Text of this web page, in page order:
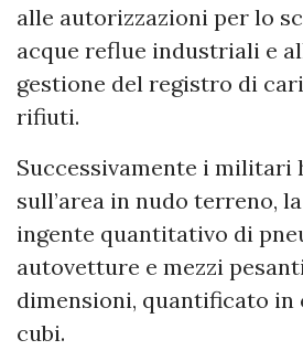
alle autorizzazioni per lo
acque reflue industriali e
gestione del registro di
rifiuti.
Successivamente i militari
sull’area in nudo terreno,
ingente quantitativo di
autovetture e mezzi
dimensioni, quantificato in
cubi.